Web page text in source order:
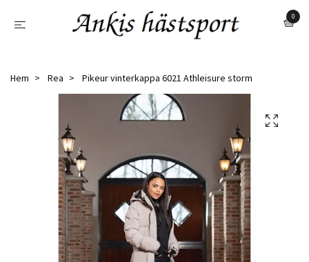
0
Hem Rea Pikeur vinterkappa 6021 Athleisure storm